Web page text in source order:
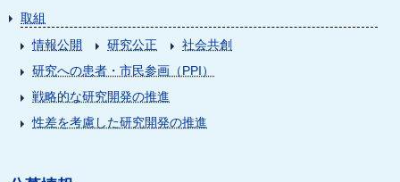
取組
情報公開
研究公正
社会共創
研究への患者・市民参画（PPI）
戦略的な研究開発の推進
性差を考慮した研究開発の推進